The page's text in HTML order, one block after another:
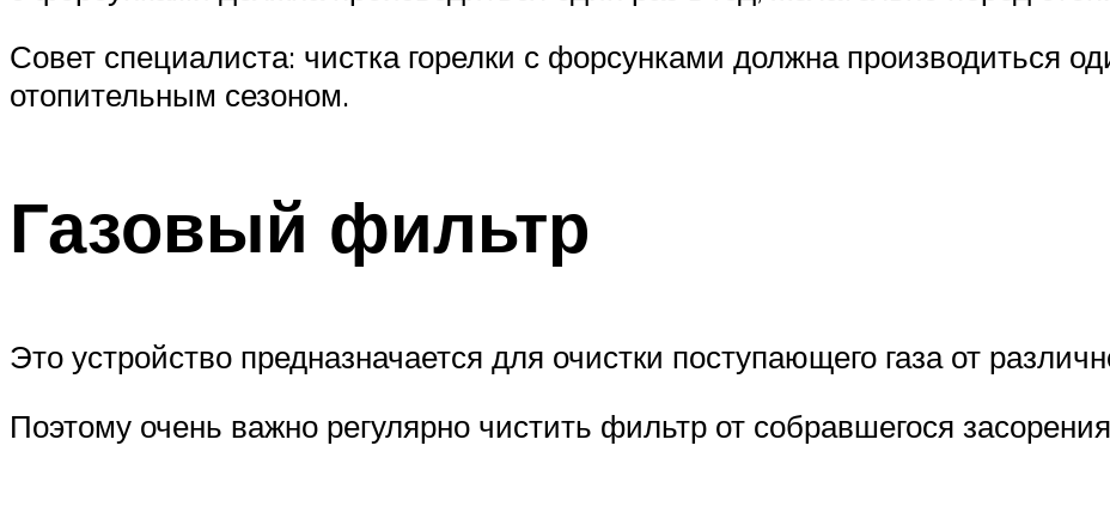
Совет специалиста: чистка горелки с форсунками должна производиться
отопительным сезоном.
Газовый фильтр
Это устройство предназначается для очистки поступающего газа от
Поэтому очень важно регулярно чистить фильтр от собравшегося засорения